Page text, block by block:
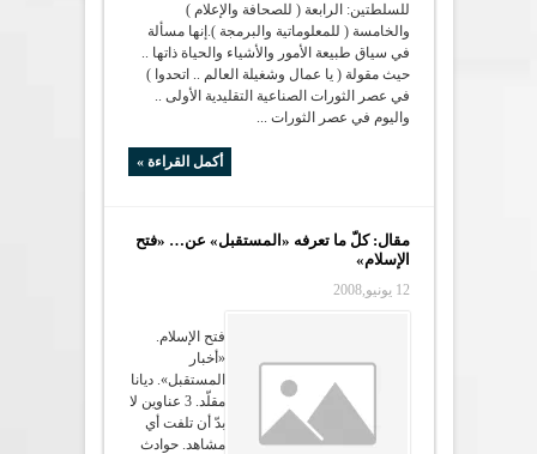
للسلطتين: الرابعة ( للصحافة والإعلام )
والخامسة ( للمعلوماتية والبرمجة ).إنها مسألة
في سياق طبيعة الأمور والأشياء والحياة ذاتها ..
حيث مقولة ( يا عمال وشغيلة العالم .. اتحدوا )
في عصر الثورات الصناعية التقليدية الأولى ..
واليوم في عصر الثورات ...
أكمل القراءة »
مقال: كلّ ما تعرفه «المستقبل» عن… «فتح
الإسلام»
12 يونيو,2008
فتح الإسلام.
«أخبار
المستقبل». ديانا
مقلّد. 3 عناوين لا
بدّ أن تلفت أي
مشاهد. حوادث